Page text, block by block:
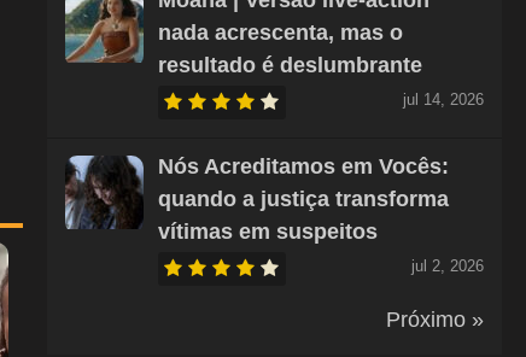
nada acrescenta, mas o
resultado é deslumbrante
jul 14, 2026
Nós Acreditamos em Vocês:
quando a justiça transforma
vítimas em suspeitos
jul 2, 2026
Próximo »